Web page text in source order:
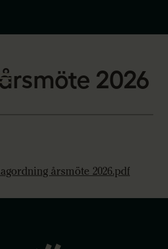
2026
årsmöte 2026.pdf